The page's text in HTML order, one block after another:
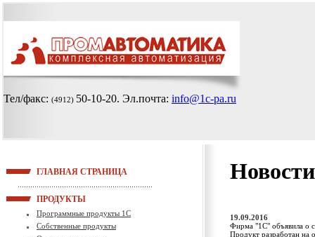
Тел/факс: (4912) 50-10-20. Эл.почта: info@1c-pa.ru
ГЛАВНАЯ СТРАНИЦА
ПРОДУКТЫ
Программные продукты 1С
Собственные продукты
19.09.2016
Фирма "1С" объявила о
Продукт разработан на